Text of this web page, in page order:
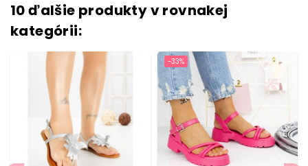
10 ďalšie produkty v rovnakej
kategórii:
-33%